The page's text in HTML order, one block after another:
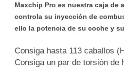
Maxchip Pro es nuestra caja de
controla su inyección de
ello la potencia de su coche y
Consiga hasta 113 caballos
Consiga un par de torsión de